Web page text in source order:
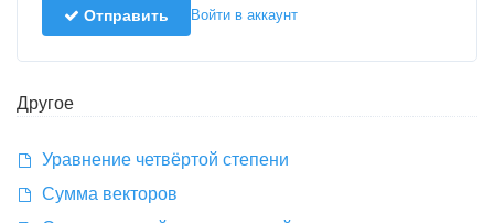
Отправить Войти в аккаунт
Другое
Уравнение четвёртой степени
Сумма векторов